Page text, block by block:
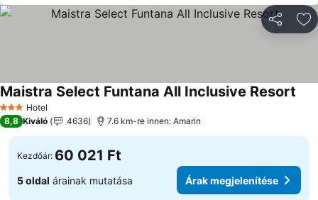
3 Kategória
Hotel
Maistra Select Funtana All Inclusive Resort
8,8 Kiváló 4636 7.6 km-re innen: Amarin
Kezdőár: 60 021 Ft
5 oldal árainak mutatása Árak megjelenítése